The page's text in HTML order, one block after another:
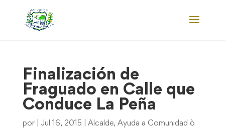
Finalización de
Fraguado en Calle que
Conduce La Peña
por Jul 16, 2015 Alcalde, Ayuda a Comunidad ò